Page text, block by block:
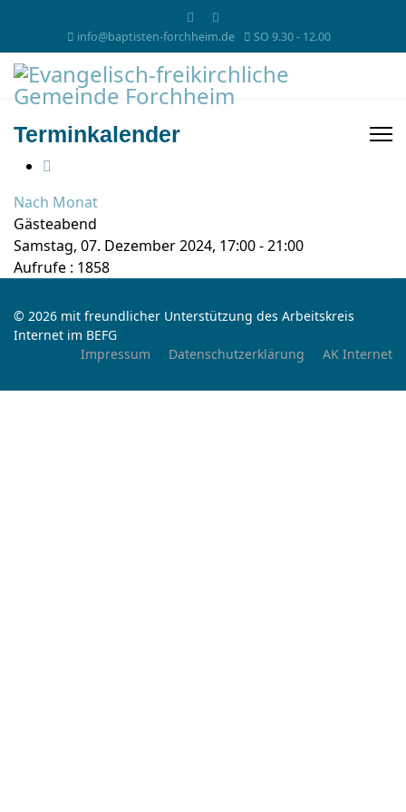
info@baptisten-forchheim.de SO 9.30 - 12.00
Terminkalender
Nach Monat
Gästeabend
Samstag, 07. Dezember 2024, 17:00 - 21:00
Aufrufe : 1858
© 2026 mit freundlicher Unterstützung des Arbeitskreis
Internet im BEFG
Impressum
Datenschutzerklärung AK Internet